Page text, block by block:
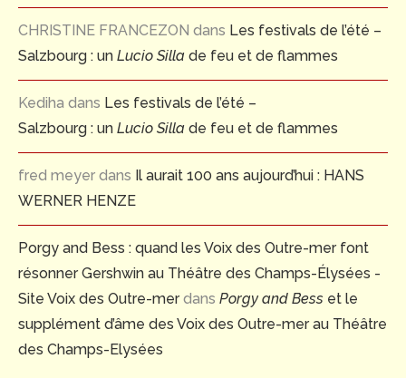
CHRISTINE FRANCEZON dans Les festivals de l’été –
Salzbourg : un Lucio Silla de feu et de flammes
Kediha dans Les festivals de l’été –
Salzbourg : un Lucio Silla de feu et de flammes
fred meyer dans Il aurait 100 ans aujourd’hui : HANS
WERNER HENZE
Porgy and Bess : quand les Voix des Outre-mer font
résonner Gershwin au Théâtre des Champs-Élysées -
Site Voix des Outre-merdans Porgy and Bess et le
supplément d’âme des Voix des Outre-mer au Théâtre
des Champs-Elysées